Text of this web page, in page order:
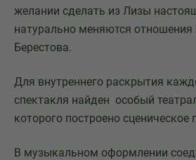
желании сделать из Лизы
натурально меняются
Берестова.
Для внутреннего раскрытия
спектакля найден особый
которого построено сценическое
В музыкальном оформлении